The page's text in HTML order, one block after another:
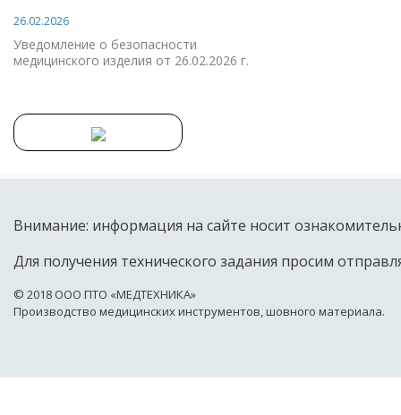
26.02.2026
Уведомление о безопасности
медицинского изделия от 26.02.2026 г.
Внимание: информация на сайте носит
Для получения технического задания просим
© 2018 OOO ПТО «МЕДТЕХНИКА»
Производство медицинских инструментов, шовного материала.